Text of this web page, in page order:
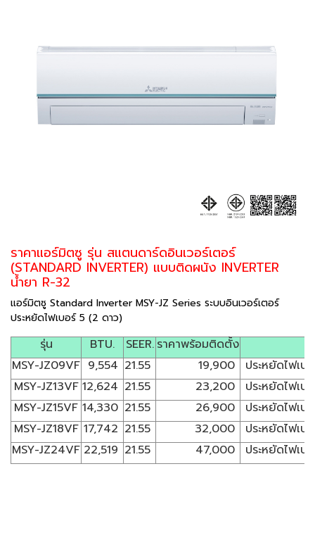
ราคาแอร์มิตซู รุ่น สแตนดาร์ดอินเวอร์เตอร์
(STANDARD INVERTER) แบบติดผนัง INVERTER
น้ำยา R-32
แอร์มิตซู Standard Inverter MSY-JZ Series ระบบอินเวอร์เตอร์
ประหยัดไฟเบอร์ 5 (2 ดาว)
รุ่น BTU. SEER. ราคาพร้อมติดตั้ง
MSY-JZ09VF 9,554 21.55 19,900
ประหยัดไฟเ
MSY-JZ13VF 12,624 21.55 23,200
ประหยัดไฟเ
MSY-JZ15VF 14,330 21.55 26,900
ประหยัดไฟเ
MSY-JZ18VF 17,742 21.55 32,000
ประหยัดไฟเ
MSY-JZ24VF 22,519 21.55 47,000 ประหยัดไฟเ